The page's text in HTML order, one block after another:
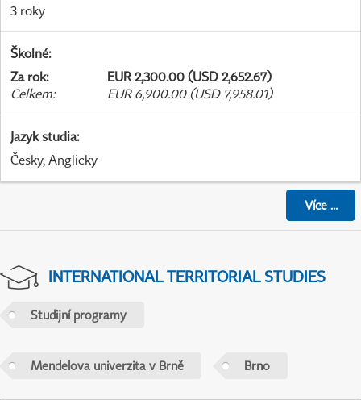
3 roky
Školné:
Za rok:
EUR 2,300.00 (USD 2,652.67)
Celkem: EUR 6,900.00 (USD 7,958.01)
Jazyk studia:
Česky, Anglicky
Více...
INTERNATIONAL TERRITORIAL STUDIES
Studijní programy
Mendelova univerzita v Brně Brno